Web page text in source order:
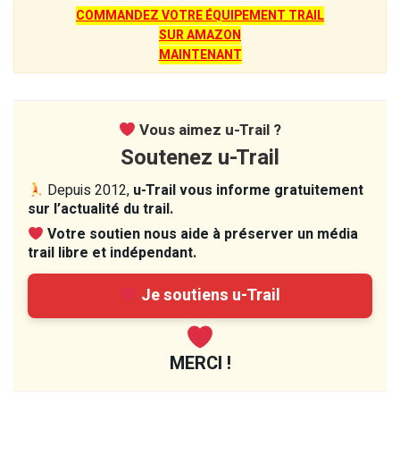
COMMANDEZ VOTRE ÉQUIPEMENT TRAIL
SUR AMAZON
MAINTENANT
Vous aimez u-Trail ?
Soutenez u-Trail
Depuis 2012, u-Trail vous informe gratuitement
sur l’actualité du trail.
Votre soutien nous aide à préserver un média
trail libre et indépendant.
Je soutiens u-Trail
MERCI !